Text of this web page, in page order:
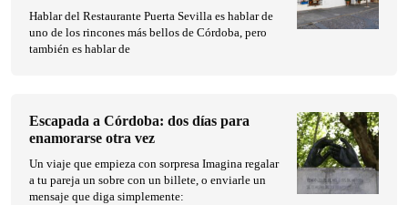
Hablar del Restaurante Puerta Sevilla es hablar de
uno de los rincones más bellos de Córdoba, pero
también es hablar de
Escapada a Córdoba: dos días para
enamorarse otra vez
Un viaje que empieza con sorpresa Imagina regalar
a tu pareja un sobre con un billete, o enviarle un
mensaje que diga simplemente: